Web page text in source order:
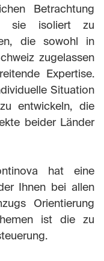
Betrachtung
sie isoliert zu
die sowohl in
zugelassen
Expertise.
Situation
entwickeln, die
beider Länder
hat eine
Ihnen bei allen
Orientierung
ist die zu